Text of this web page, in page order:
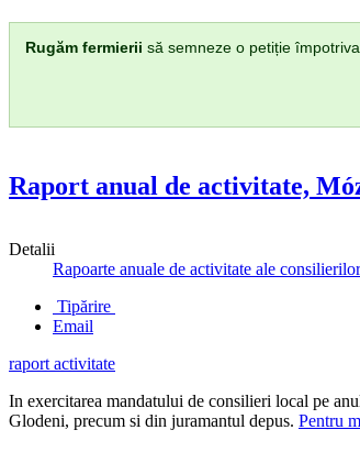
Rugăm fermierii să semneze o petiție
Raport anual de activitate,
Detalii
Rapoarte anuale de activitate ale
Tipărire
Email
raport activitate
In exercitarea mandatului de consilieri local pe
Glodeni, precum si din juramantul depus. Pentru